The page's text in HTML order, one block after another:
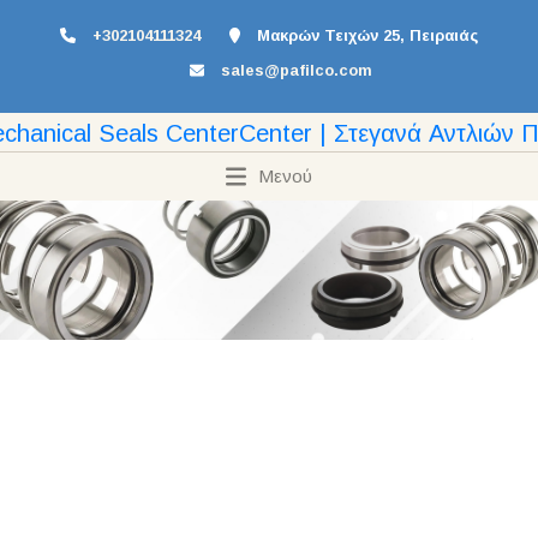
+302104111324
Μακρών Τειχών 25, Πειραιάς
sales@pafilco.com
Μενού